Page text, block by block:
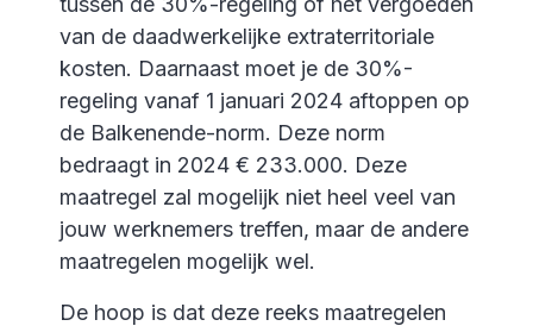
van de daadwerkelijke extraterritoriale
kosten. Daarnaast moet je de 30%-
regeling vanaf 1 januari 2024 aftoppen op
de Balkenende-norm. Deze norm
bedraagt in 2024 € 233.000. Deze
maatregel zal mogelijk niet heel veel van
jouw werknemers treffen, maar de andere
maatregelen mogelijk wel.
De hoop is dat deze reeks maatregelen